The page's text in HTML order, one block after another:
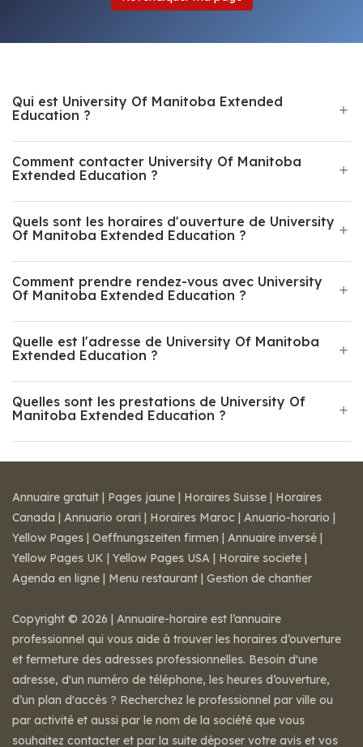
Qui est University Of Manitoba Extended
Education ?
Comment contacter University Of Manitoba
Extended Education ?
Quels sont les horaires d'ouverture de University
Of Manitoba Extended Education ?
Comment prendre rendez-vous avec University
Of Manitoba Extended Education ?
Quelle est l'adresse de University Of Manitoba
Extended Education ?
Quelles sont les prestations de University Of
Manitoba Extended Education ?
Annuaire gratuit | Pages jaune | Horaires Suisse | Horaires
Canada | Annuario orari | Horaires Maroc | Anuario-horario |
Yellow Pages | Oeffnungszeiten firmen | Annuaire inversé |
Yellow Pages UK | Yellow Pages USA | Horaire societe |
Agenda en ligne | Menu restaurant | Gestion de chantier
Copyright © 2026 | Annuaire-horaire est l’annuaire
professionnel qui vous aide à trouver les horaires d’ouverture
et fermeture des adresses professionnelles. Besoin d'une
adresse, d'un numéro de téléphone, les heures d’ouverture,
d’un plan d'accès ? Recherchez le professionnel par ville ou
par activité et aussi par le nom de la société que vous
souhaitez contacter et par la suite déposer votre avis et vos